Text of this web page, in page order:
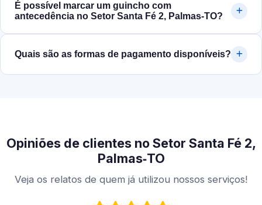
É possível marcar um guincho com
antecedência no Setor Santa Fé 2, Palmas‑TO?
Quais são as formas de pagamento disponíveis?
Opiniões de clientes no Setor Santa Fé 2,
Palmas‑TO
Veja os relatos de quem já utilizou nossos serviços!